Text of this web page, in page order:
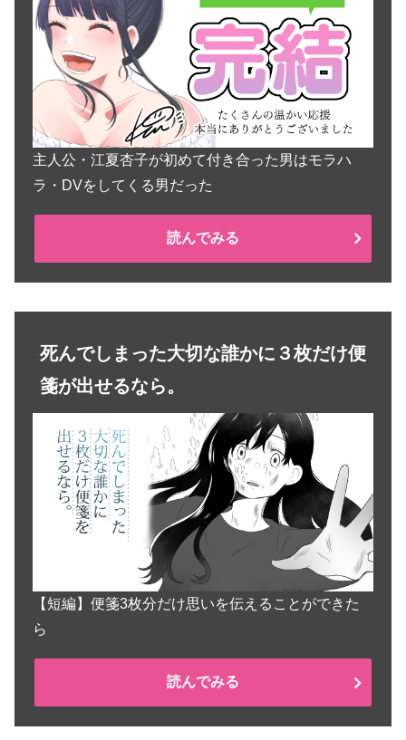
主人公・江夏杏子が初めて付き合った男はモラハ
ラ・DVをしてくる男だった
読んでみる
死んでしまった大切な誰かに３枚だけ便
箋が出せるなら。
【短編】便箋3枚分だけ思いを伝えることができた
ら
読んでみる